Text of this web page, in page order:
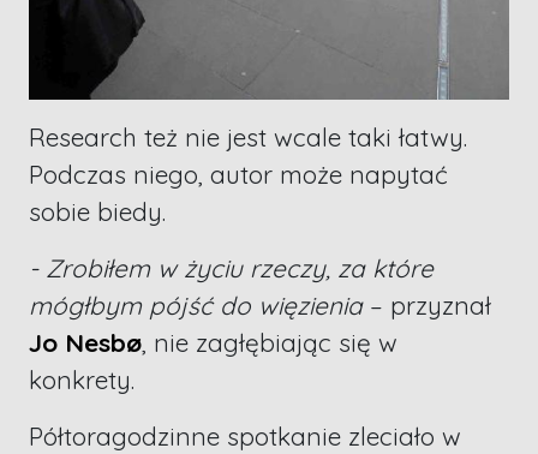
Research też nie jest wcale taki łatwy.
Podczas niego, autor może napytać
sobie biedy.
- Zrobiłem w życiu rzeczy, za które
mógłbym pójść do więzienia– przyznał
Jo Nesbø, nie zagłębiając się w
konkrety.
Półtoragodzinne spotkanie zleciało w